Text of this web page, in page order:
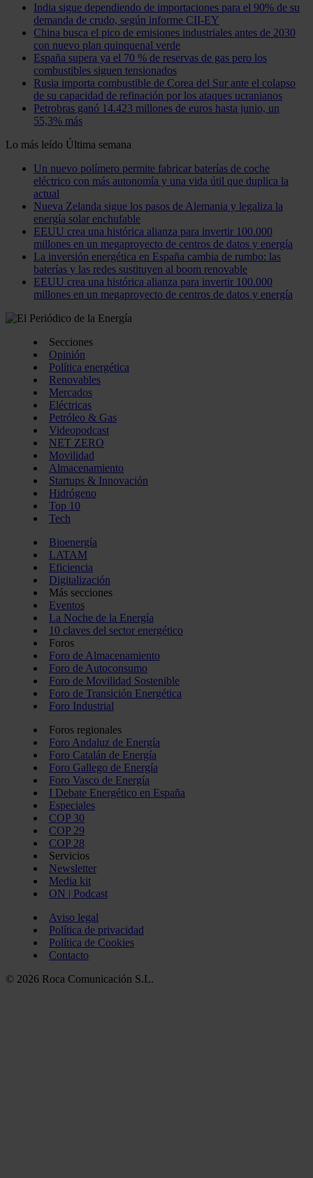
India sigue dependiendo de importaciones para el 90% de su
demanda de crudo, según informe CII-EY
China busca el pico de emisiones industriales antes de 2030
con nuevo plan quinquenal verde
España supera ya el 70 % de reservas de gas pero los
combustibles siguen tensionados
Rusia importa combustible de Corea del Sur ante el colapso
de su capacidad de refinación por los ataques ucranianos
Petrobras ganó 14.423 millones de euros hasta junio, un
55,3% más
Lo más leído Última semana
Un nuevo polímero permite fabricar baterías de coche
eléctrico con más autonomía y una vida útil que duplica la
actual
Nueva Zelanda sigue los pasos de Alemania y legaliza la
energía solar enchufable
EEUU crea una histórica alianza para invertir 100.000
millones en un megaproyecto de centros de datos y energía
La inversión energética en España cambia de rumbo: las
baterías y las redes sustituyen al boom renovable
EEUU crea una histórica alianza para invertir 100.000
millones en un megaproyecto de centros de datos y energía
Secciones
Opinión
Política energética
Renovables
Mercados
Eléctricas
Petróleo & Gas
Videopodcast
NET ZERO
Movilidad
Almacenamiento
Startups & Innovación
Hidrógeno
Top 10
Tech
Bioenergía
LATAM
Eficiencia
Digitalización
Más secciones
Eventos
La Noche de la Energía
10 claves del sector energético
Foros
Foro de Almacenamiento
Foro de Autoconsumo
Foro de Movilidad Sostenible
Foro de Transición Energética
Foro Industrial
Foros regionales
Foro Andaluz de Energía
Foro Catalán de Energía
Foro Gallego de Energía
Foro Vasco de Energía
I Debate Energético en España
Especiales
COP 30
COP 29
COP 28
Servicios
Newsletter
Media kit
ON | Podcast
Aviso legal
Política de privacidad
Política de Cookies
Contacto
© 2026 Roca Comunicación S.L.